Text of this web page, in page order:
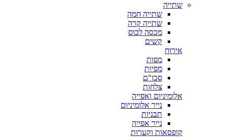
שתייה
שתייה חמה
שתייה קרה
מכסה לכוס
קשים
אירוח
מפות
מפיות
סכו"ם
צלחות
אלומיניום ואפייה
נייר אלומיניום
תבניות
נייר אפייה
קופסאות וקערות